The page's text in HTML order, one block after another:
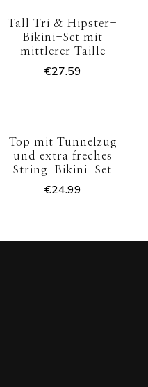
Tall Tri & Hipster-
Bikini-Set mit
mittlerer Taille
€27.59
Top mit Tunnelzug
und extra freches
String-Bikini-Set
€24.99